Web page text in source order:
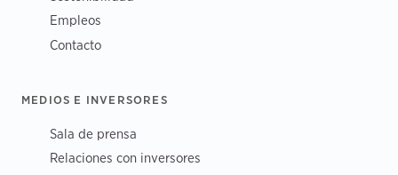
Empleos
Contacto
MEDIOS E INVERSORES
Sala de prensa
Relaciones con inversores